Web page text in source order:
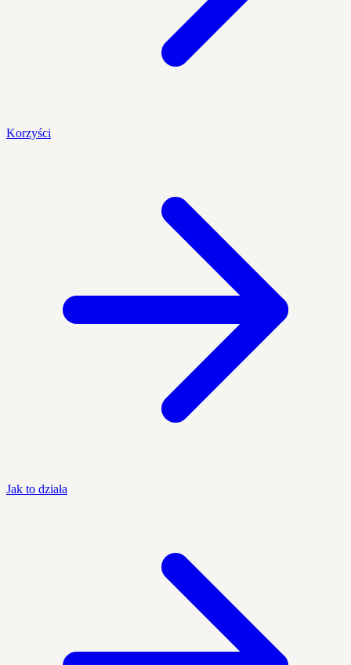
Korzyści
Jak to działa